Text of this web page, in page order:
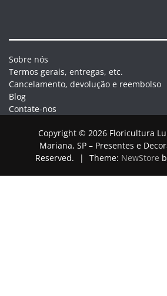
Sobre nós
Termos gerais, entregas, etc.
Cancelamento, devolução e reembolso
Blog
Contate-nos
Copyright © 2026 Floricultura
Mariana, SP – Presentes e
Reserved.
| Theme: NewStore